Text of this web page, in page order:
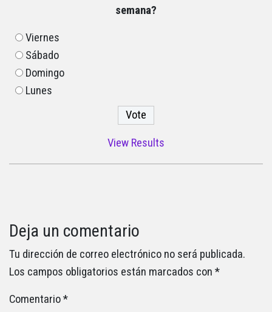
semana?
Viernes
Sábado
Domingo
Lunes
View Results
Deja un comentario
Tu dirección de correo electrónico no será publicada.
Los campos obligatorios están marcados con *
Comentario*